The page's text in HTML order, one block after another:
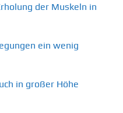
der Muskeln in
ein wenig
in großer Höhe